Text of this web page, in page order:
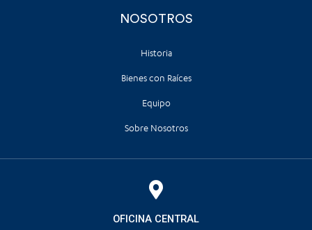
NOSOTROS
Historia
Bienes con Raíces
Equipo
Sobre Nosotros
OFICINA CENTRAL